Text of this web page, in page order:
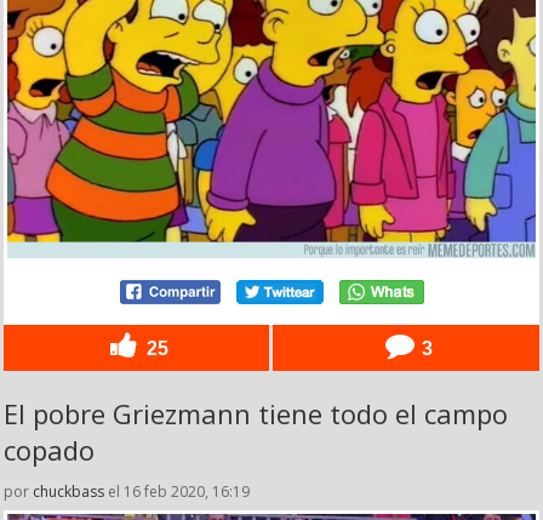
25 3
El pobre Griezmann tiene todo el campo
copado
por chuckbass el 16 feb 2020, 16:19